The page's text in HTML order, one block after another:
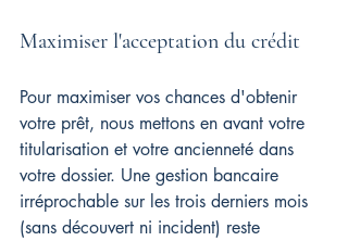
Maximiser l'acceptation du crédit
Pour maximiser vos chances d'obtenir
votre prêt, nous mettons en avant votre
titularisation et votre ancienneté dans
votre dossier. Une gestion bancaire
irréprochable sur les trois derniers mois
(sans découvert ni incident) reste